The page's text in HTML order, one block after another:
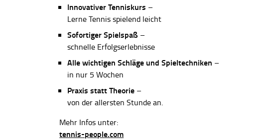
Innovativer Tenniskurs –
Lerne Tennis spielend leicht
Sofortiger Spielspaß –
schnelle Erfolgserlebnisse
Alle wichtigen Schläge und Spieltechniken –
in nur 5 Wochen
Praxis statt Theorie –
von der allersten Stunde an.
Mehr Infos unter:
tennis-people.com